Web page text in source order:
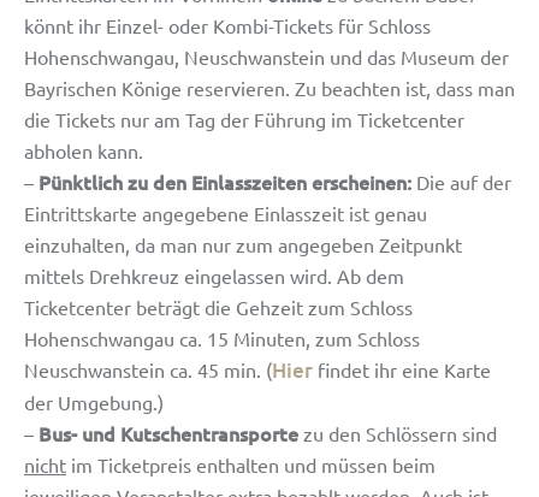
könnt ihr Einzel- oder Kombi-Tickets für Schloss
Hohenschwangau, Neuschwanstein und das Museum der
Bayrischen Könige reservieren. Zu beachten ist, dass man
die Tickets nur am Tag der Führung im Ticketcenter
abholen kann.
– Pünktlich zu den Einlasszeiten erscheinen: Die auf der
Eintrittskarte angegebene Einlasszeit ist genau
einzuhalten, da man nur zum angegeben Zeitpunkt
mittels Drehkreuz eingelassen wird. Ab dem
Ticketcenter beträgt die Gehzeit zum Schloss
Hohenschwangau ca. 15 Minuten, zum Schloss
Neuschwanstein ca. 45 min. (Hier findet ihr eine Karte
der Umgebung.)
– Bus- und Kutschentransporte zu den Schlössern sind
nicht im Ticketpreis enthalten und müssen beim